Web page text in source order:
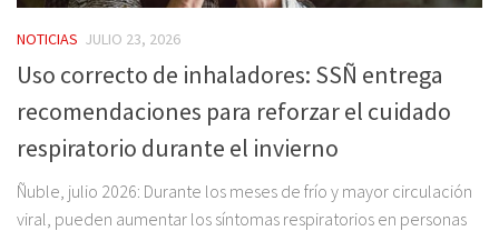
NOTICIAS JULIO 23, 2026
Uso correcto de inhaladores: SSÑ entrega
recomendaciones para reforzar el cuidado
respiratorio durante el invierno
Ñuble, julio 2026: Durante los meses de frío y mayor circulación
viral, pueden aumentar los síntomas respiratorios en personas